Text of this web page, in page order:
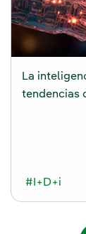
La
tendencias
#I+D+i